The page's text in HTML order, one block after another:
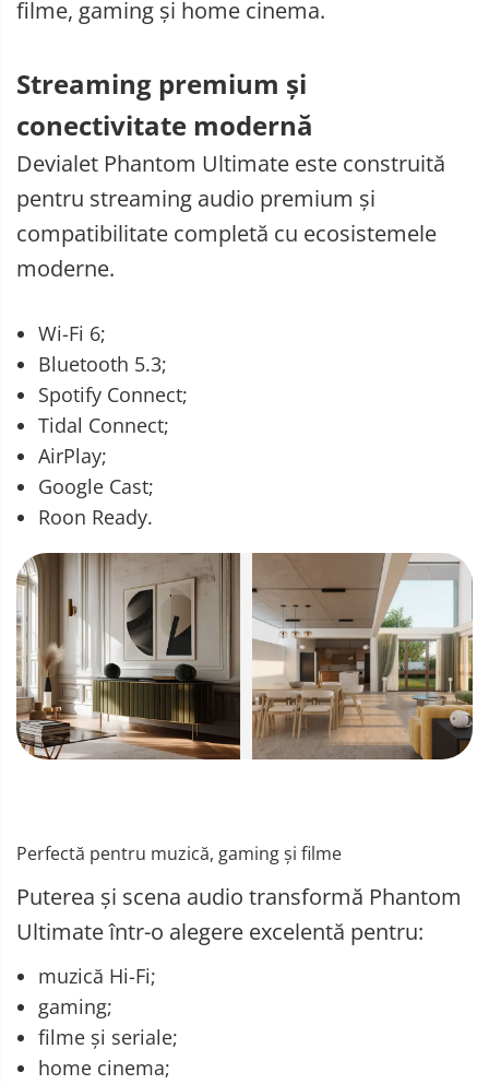
filme, gaming și home cinema.
Streaming premium și
conectivitate modernă
Devialet Phantom Ultimate este construită
pentru streaming audio premium și
compatibilitate completă cu ecosistemele
moderne.
Wi-Fi 6;
Bluetooth 5.3;
Spotify Connect;
Tidal Connect;
AirPlay;
Google Cast;
Roon Ready.
Perfectă pentru muzică, gaming și filme
Puterea și scena audio transformă Phantom
Ultimate într-o alegere excelentă pentru:
muzică Hi-Fi;
gaming;
filme și seriale;
home cinema;